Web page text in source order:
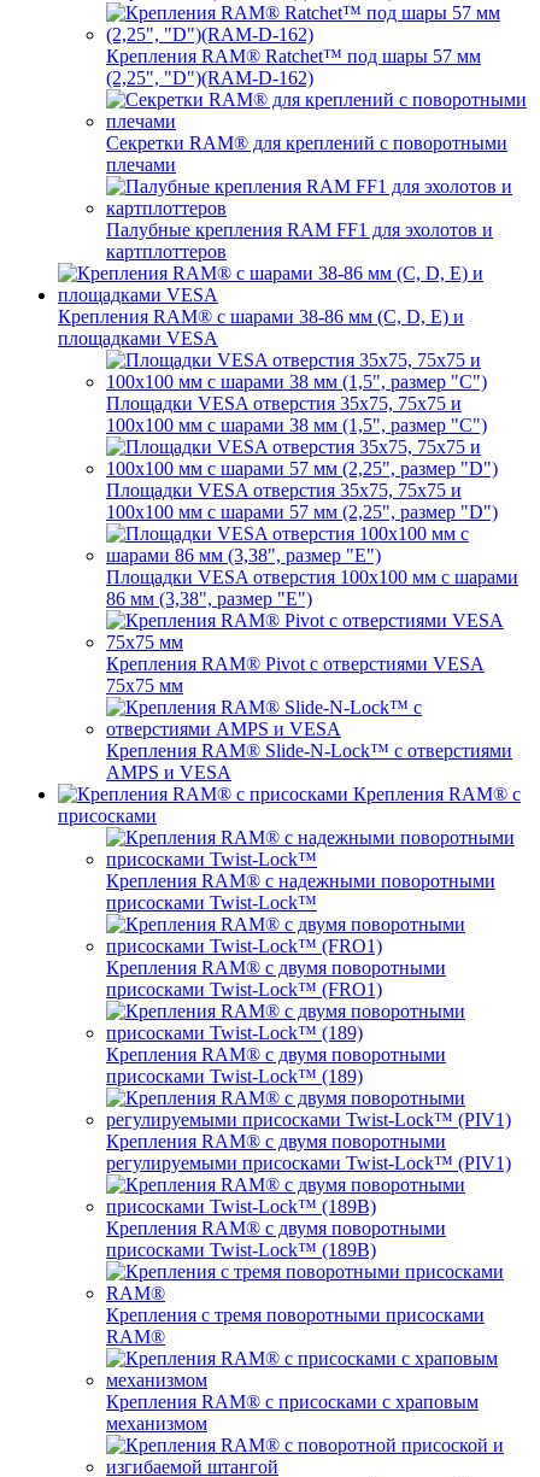
Крепления RAM® Ratchet™ под шары 57 мм
(2,25", "D")(RAM-D-162)
Секретки RAM® для креплений с поворотными
плечами
Палубные крепления RAM FF1 для эхолотов и
картплоттеров
Крепления RAM® с шарами 38-86 мм (C, D, E) и
площадками VESA
Площадки VESA отверстия 35x75, 75x75 и
100x100 мм с шарами 38 мм (1,5", размер "C")
Площадки VESA отверстия 35х75, 75x75 и
100x100 мм с шарами 57 мм (2,25", размер "D")
Площадки VESA отверстия 100x100 мм с шарами
86 мм (3,38", размер "E")
Крепления RAM® Pivot с отверстиями VESA
75x75 мм
Крепления RAM® Slide-N-Lock™ с отверстиями
AMPS и VESA
Крепления RAM® с
присосками
Крепления RAM® с надежными поворотными
присосками Twist-Lock™
Крепления RAM® с двумя поворотными
присосками Twist-Lock™ (FRO1)
Крепления RAM® с двумя поворотными
присосками Twist-Lock™ (189)
Крепления RAM® с двумя поворотными
регулируемыми присосками Twist-Lock™ (PIV1)
Крепления RAM® с двумя поворотными
присосками Twist-Lock™ (189B)
Крепления с тремя поворотными присосками
RAM®
Крепления RAM® с присосками с храповым
механизмом